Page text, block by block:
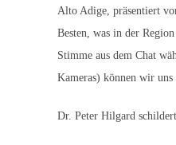
Alto Adige, präsentiert
Besten, was in der
Stimme aus dem Chat
Kameras) können wir uns
Dr. Peter Hilgard